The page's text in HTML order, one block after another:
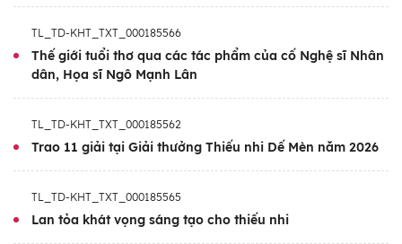
TL_TD-KHT_TXT_000185566
Thế giới tuổi thơ qua các tác phẩm của cố Nghệ sĩ Nhân
dân, Họa sĩ Ngô Mạnh Lân
TL_TD-KHT_TXT_000185562
Trao 11 giải tại Giải thưởng Thiếu nhi Dế Mèn năm 2026
TL_TD-KHT_TXT_000185565
Lan tỏa khát vọng sáng tạo cho thiếu nhi